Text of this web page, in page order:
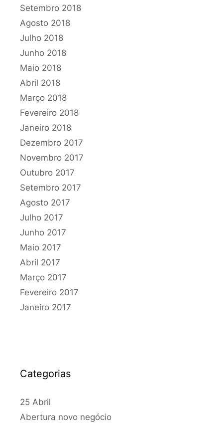
Setembro 2018
Agosto 2018
Julho 2018
Junho 2018
Maio 2018
Abril 2018
Março 2018
Fevereiro 2018
Janeiro 2018
Dezembro 2017
Novembro 2017
Outubro 2017
Setembro 2017
Agosto 2017
Julho 2017
Junho 2017
Maio 2017
Abril 2017
Março 2017
Fevereiro 2017
Janeiro 2017
Categorias
25 Abril
Abertura novo negócio